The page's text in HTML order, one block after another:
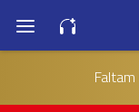
Faltam